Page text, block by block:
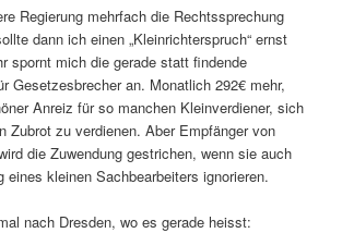
Regierung mehrfach die Rechtssprechung
dann ich einen „Kleinrichterspruch“ ernst
spornt mich die gerade statt findende
Gesetzesbrecher an. Monatlich 292€ mehr,
Anreiz für so manchen Kleinverdiener, sich
Zubrot zu verdienen. Aber Empfänger von
die Zuwendung gestrichen, wenn sie auch
eines kleinen Sachbearbeiters ignorieren.
nach Dresden, wo es gerade heisst: